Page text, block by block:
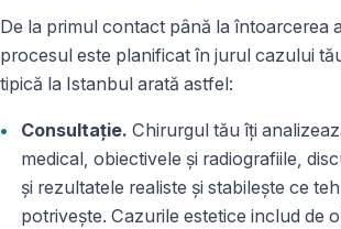
De la primul contact până la întoarcerea
procesul este planificat în jurul cazului
tipică la Istanbul arată astfel:
Consultație. Chirurgul tău îți
medical, obiectivele și radiografiile,
și rezultatele realiste și stabilește ce
potrivește. Cazurile estetice includ de